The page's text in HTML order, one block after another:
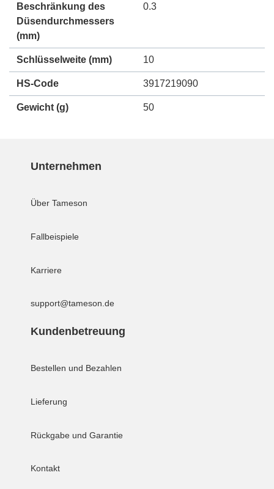
Beschränkung des
Düsendurchmessers
(mm)
0.3
Schlüsselweite (mm) 10
HS-Code 3917219090
Gewicht (g) 50
Unternehmen
Über Tameson
Fallbeispiele
Karriere
support@tameson.de
Kundenbetreuung
Bestellen und Bezahlen
Lieferung
Rückgabe und Garantie
Kontakt